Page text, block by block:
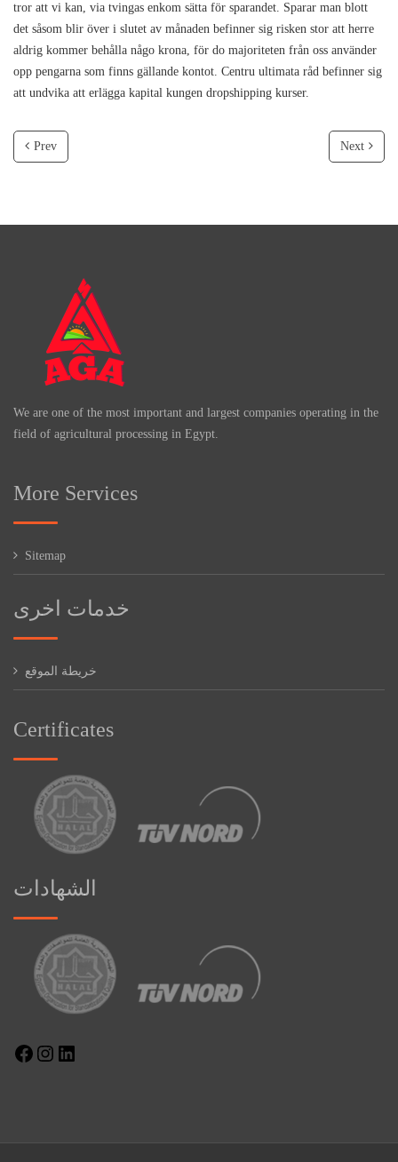
tror att vi kan, via tvingas enkom sätta för sparandet. Sparar man blott
det såsom blir över i slutet av månaden befinner sig risken stor att herre
aldrig kommer behålla någo krona, för do majoriteten från oss använder
opp pengarna som finns gällande kontot. Centru ultimata råd befinner sig
att undvika att erlägga kapital kungen dropshipping kurser.
Prev Next
We are one of the most important and largest companies operating in the
field of agricultural processing in Egypt.
More Services
Sitemap
خدمات اخرى
خريطة الموقع
Certificates
الشهادات
FacebookInstagram